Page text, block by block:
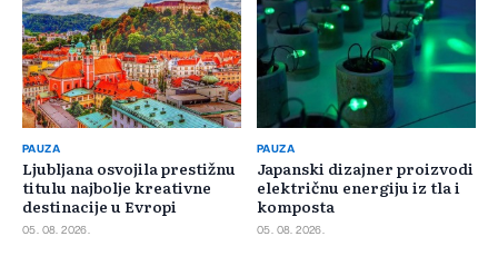
PAUZA
Ljubljana osvojila prestižnu
titulu najbolje kreativne
destinacije u Evropi
05. 08. 2026.
PAUZA
Japanski dizajner proizvodi
električnu energiju iz tla i
komposta
05. 08. 2026.